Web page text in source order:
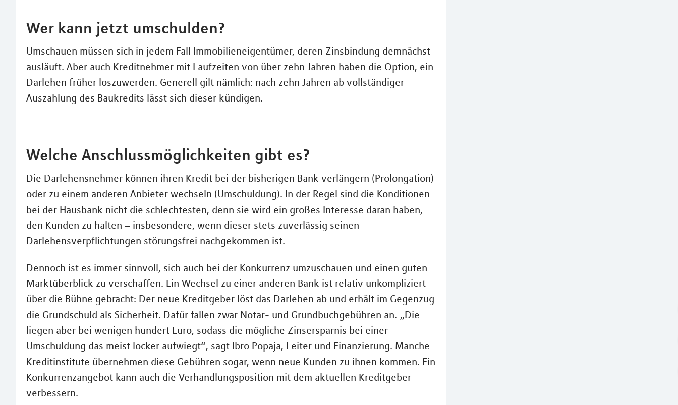
Wer kann jetzt umschulden?
Umschauen müssen sich in jedem Fall Immobilieneigentümer, deren Zinsbindung demnächst
ausläuft. Aber auch Kreditnehmer mit Laufzeiten von über zehn Jahren haben die Option, ein
Darlehen früher loszuwerden. Generell gilt nämlich: nach zehn Jahren ab vollständiger
Auszahlung des Baukredits lässt sich dieser kündigen.
Welche Anschlussmöglichkeiten gibt es?
Die Darlehensnehmer können ihren Kredit bei der bisherigen Bank verlängern (Prolongation)
oder zu einem anderen Anbieter wechseln (Umschuldung). In der Regel sind die Konditionen
bei der Hausbank nicht die schlechtesten, denn sie wird ein großes Interesse daran haben,
den Kunden zu halten – insbesondere, wenn dieser stets zuverlässig seinen
Darlehensverpﬂichtungen störungsfrei nachgekommen ist.
Dennoch ist es immer sinnvoll, sich auch bei der Konkurrenz umzuschauen und einen guten
Marktüberblick zu verschaffen. Ein Wechsel zu einer anderen Bank ist relativ unkompliziert
über die Bühne gebracht: Der neue Kreditgeber löst das Darlehen ab und erhält im Gegenzug
die Grundschuld als Sicherheit. Dafür fallen zwar Notar- und Grundbuchgebühren an. „Die
liegen aber bei wenigen hundert Euro, sodass die mögliche Zinsersparnis bei einer
Umschuldung das meist locker aufwiegt“, sagt Ibro Popaja, Leiter und Finanzierung. Manche
Kreditinstitute übernehmen diese Gebühren sogar, wenn neue Kunden zu ihnen kommen. Ein
Konkurrenzangebot kann auch die Verhandlungsposition mit dem aktuellen Kreditgeber
verbessern.